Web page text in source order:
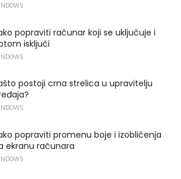
popraviti računar koji se uključuje i
isključi
postoji crna strelica u upravitelju
popraviti promenu boje i izobličenja
ekranu računara